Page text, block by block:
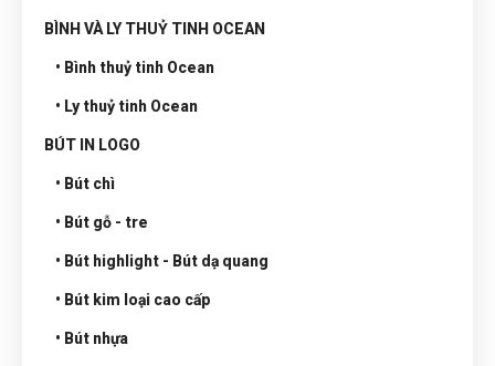
BÌNH VÀ LY THUỶ TINH OCEAN
• Bình thuỷ tinh Ocean
• Ly thuỷ tinh Ocean
BÚT IN LOGO
• Bút chì
• Bút gỗ - tre
• Bút highlight - Bút dạ quang
• Bút kim loại cao cấp
• Bút nhựa